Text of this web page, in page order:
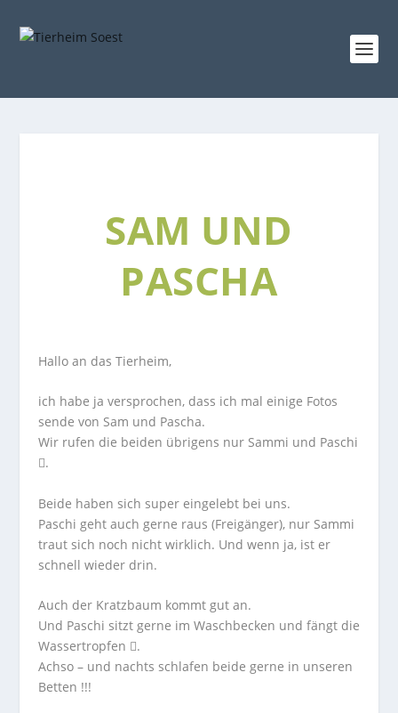
SAM UND
PASCHA
Hallo an das Tierheim,
ich habe ja versprochen, dass ich mal einige Fotos
sende von Sam und Pascha.
Wir rufen die beiden übrigens nur Sammi und Paschi
.
Beide haben sich super eingelebt bei uns.
Paschi geht auch gerne raus (Freigänger), nur Sammi
traut sich noch nicht wirklich. Und wenn ja, ist er
schnell wieder drin.
Auch der Kratzbaum kommt gut an.
Und Paschi sitzt gerne im Waschbecken und fängt die
Wassertropfen .
Achso – und nachts schlafen beide gerne in unseren
Betten !!!